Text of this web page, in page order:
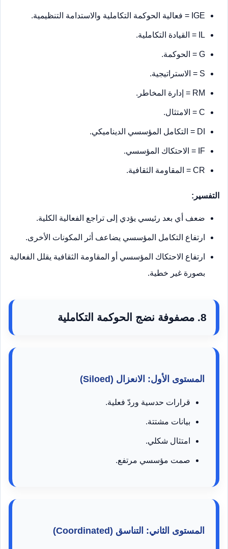
IGE = فعالية الحوكمة التكاملية والاستدامة التنظيمية.
IL = القيادة التكاملية.
G = الحوكمة.
S = الاستراتيجية.
RM = إدارة المخاطر.
C = الامتثال.
DI = التكامل المؤسسي الديناميكي.
IF = الاحتكاك المؤسسي.
CR = المقاومة الثقافية.
التفسير:
ضعف أي بعد رئيسي يؤدي إلى تراجع الفعالية الكلية.
ارتفاع التكامل المؤسسي يضاعف أثر المكونات الأخرى.
ارتفاع الاحتكاك المؤسسي أو المقاومة الثقافية يقلل الفعالية
بصورة غير خطية.
8. مصفوفة نضج الحوكمة التكاملية
المستوى الأول: الانعزال (Siloed)
قرارات حدسية وردّ فعلية.
بيانات مشتتة.
امتثال شكلي.
صمت مؤسسي مرتفع.
المستوى الثاني: التناسق (Coordinated)